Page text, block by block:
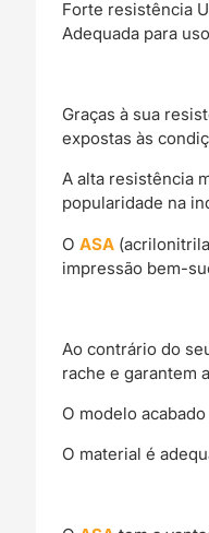
Forte resistência
Adequada para
Graças à sua
expostas às
A alta resistência
popularidade na
OASA
impressão bem-
Ao contrário do
rache e garantem
O modelo
O material é